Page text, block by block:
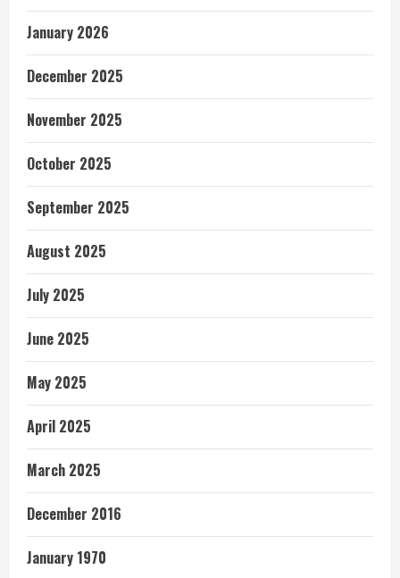
January 2026
December 2025
November 2025
October 2025
September 2025
August 2025
July 2025
June 2025
May 2025
April 2025
March 2025
December 2016
January 1970